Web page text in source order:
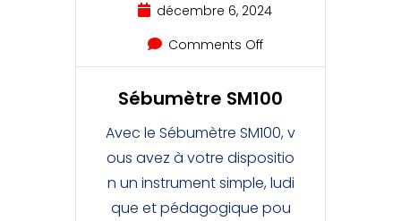
décembre 6, 2024
Comments Off
Sébumètre SM100
Avec le Sébumètre SM100, v
ous avez à votre dispositio
n un instrument simple, ludi
que et pédagogique pou